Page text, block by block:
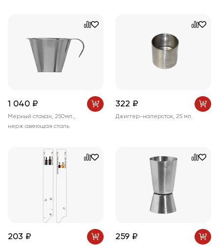
1 040 ₽
Мерный стакан, 250мл.,
нерж.авеющая сталь
322 ₽
Джиггер-наперсток, 25 мл.
203 ₽ 259 ₽